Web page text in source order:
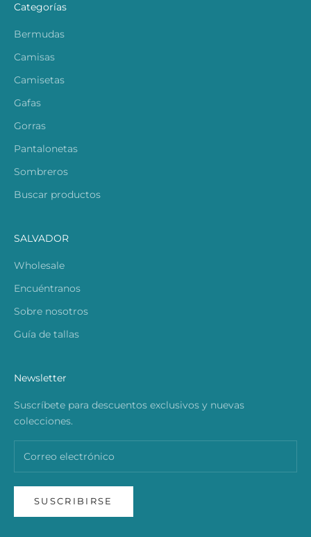
Categorías
Bermudas
Camisas
Camisetas
Gafas
Gorras
Pantalonetas
Sombreros
Buscar productos
SALVADOR
Wholesale
Encuéntranos
Sobre nosotros
Guía de tallas
Newsletter
Suscríbete para descuentos exclusivos y nuevas
colecciones.
SUSCRIBIRSE